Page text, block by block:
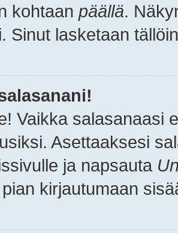
kohtaan päällä.
Sinut lasketaan
Vaikka salasanaasi
Asettaaksesi
ja napsauta
kirjautumaan